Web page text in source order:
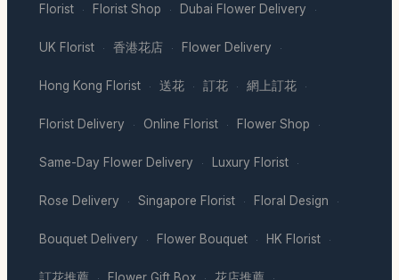
Florist · Florist Shop · Dubai Flower Delivery ·
UK Florist · 香港花店 · Flower Delivery ·
Hong Kong Florist · 送花 · 訂花 · 網上訂花 ·
Florist Delivery · Online Florist · Flower Shop ·
Same-Day Flower Delivery · Luxury Florist ·
Rose Delivery · Singapore Florist · Floral Design ·
Bouquet Delivery · Flower Bouquet · HK Florist ·